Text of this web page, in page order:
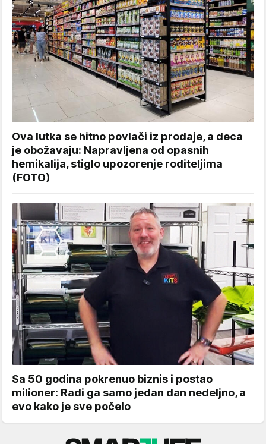
Ova lutka se hitno povlači iz prodaje, a deca
je obožavaju: Napravljena od opasnih
hemikalija, stiglo upozorenje roditeljima
(FOTO)
Sa 50 godina pokrenuo biznis i postao
milioner: Radi ga samo jedan dan nedeljno, a
evo kako je sve počelo